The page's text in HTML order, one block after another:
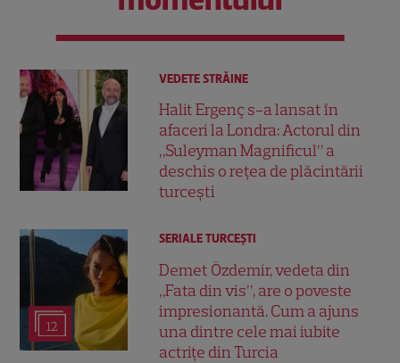
VEDETE STRĂINE
Halit Ergenç s-a lansat în
afaceri la Londra: Actorul din
„Suleyman Magnificul” a
deschis o rețea de plăcintării
turcești
12
SERIALE TURCEŞTI
Demet Özdemir, vedeta din
„Fata din vis”, are o poveste
impresionantă. Cum a ajuns
una dintre cele mai iubite
actrițe din Turcia